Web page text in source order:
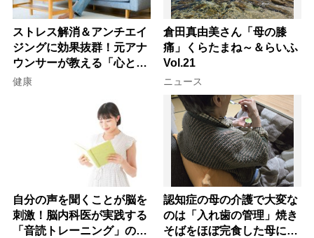
ストレス解消＆アンチエイ
ジングに効果抜群！元アナ
ウンサーが教える「心と体
を元気にする音読の習慣」
健康
倉田真由美さん「母の膝
痛」くらたまね～＆らいふ
Vol.21
ニュース
自分の声を聞くことが脳を
刺激！脳内科医が実践する
「音読トレーニング」の極
認知症の母の介護で大変な
のは「入れ歯の管理」焼き
そばをほぼ完食した母に息